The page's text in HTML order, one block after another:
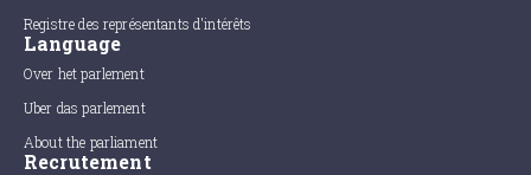
Registre des représentants d'intérêts
Language
Over het parlement
Uber das parlement
About the parliament
Recrutement